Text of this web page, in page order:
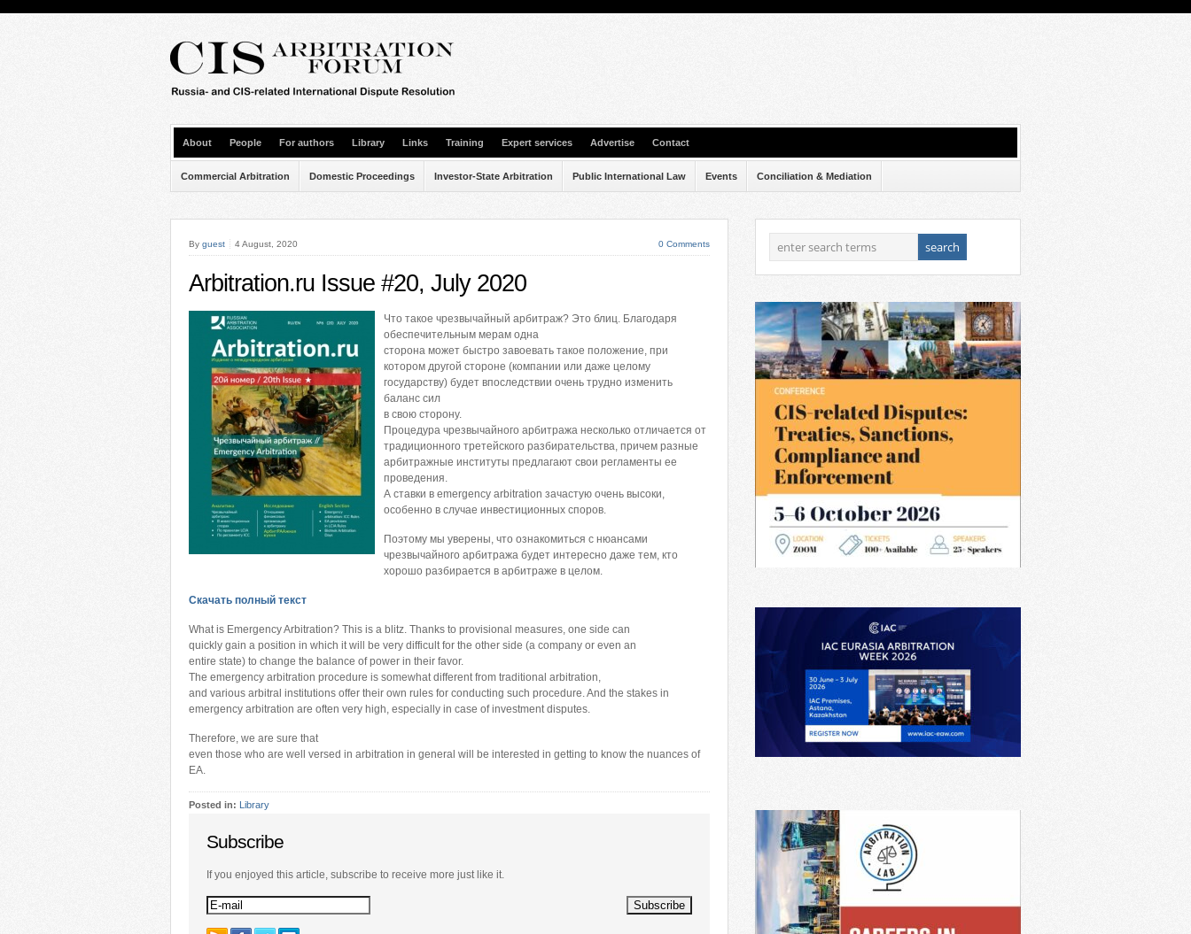
About People For authors Library Links Training Expert services Advertise Contact
Commercial Arbitration Domestic Proceedings Investor-State Arbitration Public International Law Events Conciliation & Mediation
By guest 4 August, 2020 0 Comments
Arbitration.ru Issue #20, July 2020
Что такое чрезвычайный арбитраж? Это блиц. Благодаря
обеспечительным мерам одна
сторона может быстро завоевать такое положение, при
котором другой стороне (компании или даже целому
государству) будет впоследствии очень трудно изменить
баланс сил
в свою сторону.
Процедура чрезвычайного арбитража несколько отличается от
традиционного третейского разбирательства, причем разные
арбитражные институты предлагают свои регламенты ее
проведения.
А ставки в emergency arbitration зачастую очень высоки,
особенно в случае инвестиционных споров.
Поэтому мы уверены, что ознакомиться c нюансами
чрезвычайного арбитража будет интересно даже тем, кто
хорошо разбирается в арбитраже в целом.
Скачать полный текст
What is Emergency Arbitration? This is a blitz. Thanks to provisional measures, one side can
quickly gain a position in which it will be very difficult for the other side (a company or even an
entire state) to change the balance of power in their favor.
The emergency arbitration procedure is somewhat different from traditional arbitration,
and various arbitral institutions offer their own rules for conducting such procedure. And the stakes in
emergency arbitration are often very high, especially in case of investment disputes.
Therefore, we are sure that
even those who are well versed in arbitration in general will be interested in getting to know the nuances of
EA.
Posted in: Library
Subscribe
If you enjoyed this article, subscribe to receive more just like it.